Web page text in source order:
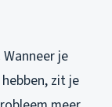
Wanneer je
zit je